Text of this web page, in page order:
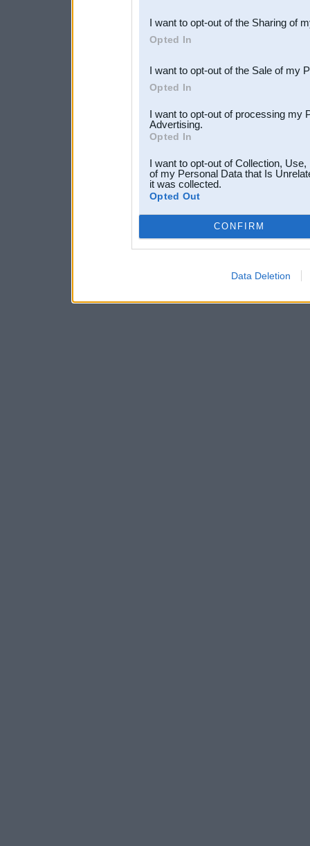
Downstream Participants
third parties.
I want to opt-out of the Sharing of
Opted In
I want to opt-out of the Sale of my
Opted In
I want to opt-out of processing my
Advertising.
Opted In
I want to opt-out of Collection,
of my Personal Data that Is
it was collected.
Opted Out
CONFIRM
Data Deletion